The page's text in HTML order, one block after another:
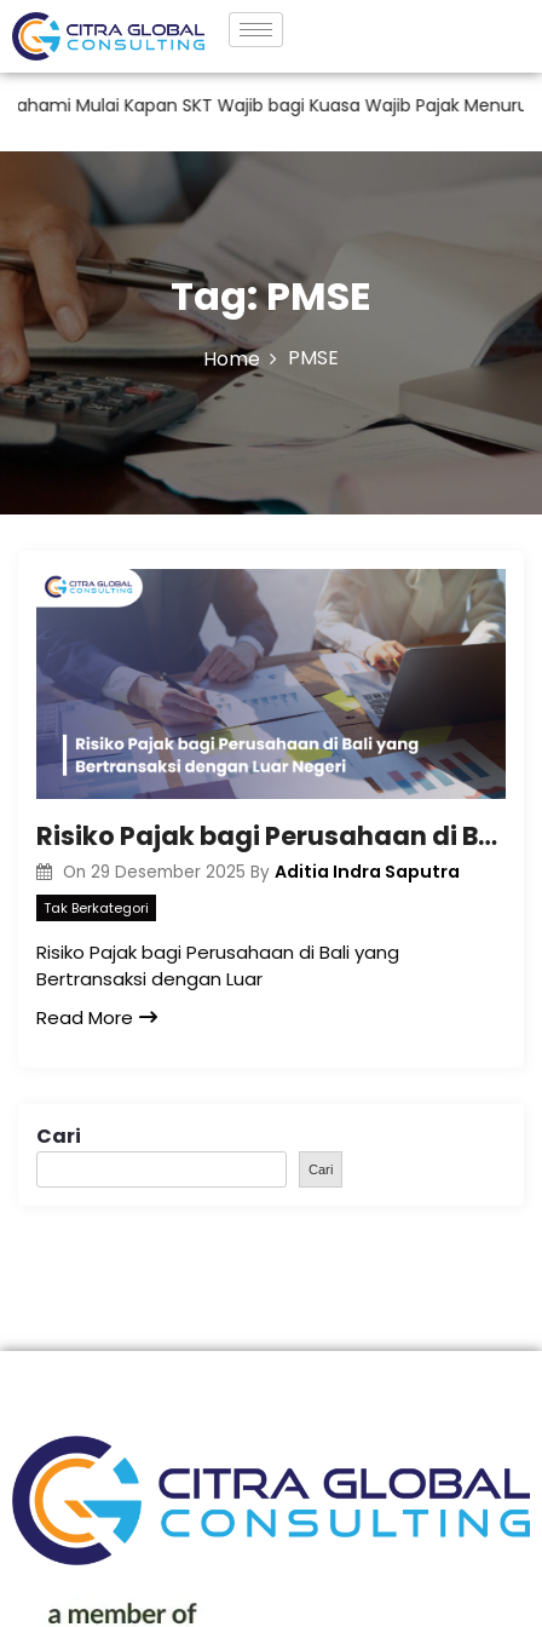
Mulai Kapan SKT Wajib bagi Kuasa Wajib Pajak Menurut
Tag:PMSE
Home PMSE
Risiko Pajak bagi Perusahaan di Bali yang Bertransaksi dengan Luar Negeri
On 29 Desember 2025 By Aditia Indra Saputra
Tak Berkategori
Risiko Pajak bagi Perusahaan di Bali yang
Bertransaksi dengan Luar
Read More
Cari
Cari